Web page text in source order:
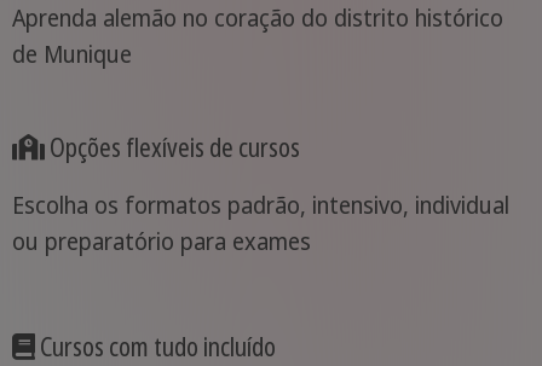
Aprenda alemão no coração do distrito histórico
de Munique
Opções flexíveis de cursos
Escolha os formatos padrão, intensivo, individual
ou preparatório para exames
Cursos com tudo incluído